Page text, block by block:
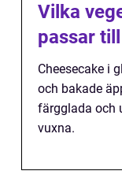
Vilka
passar
Cheesecake i
och bakade
färgglada och
vuxna.